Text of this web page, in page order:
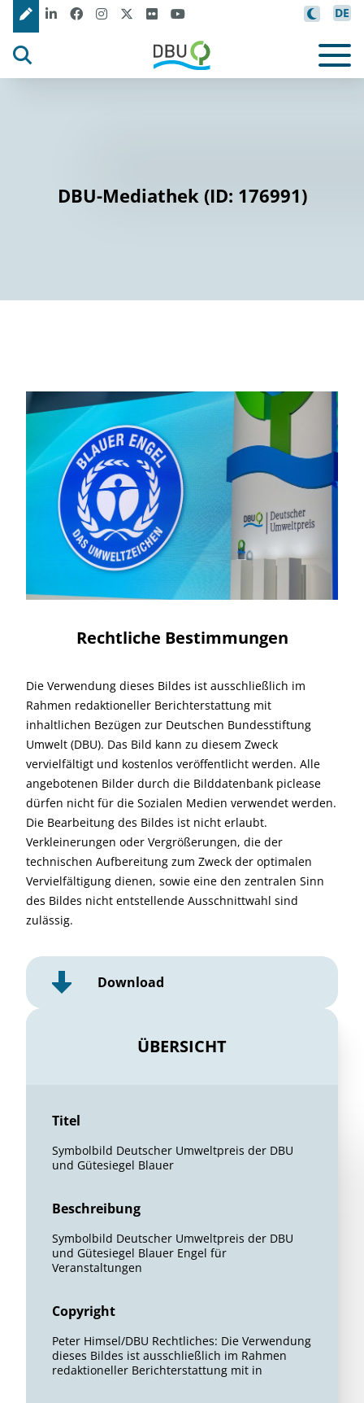
DE
DBU-Mediathek (ID: 176991)
Rechtliche Bestimmungen
Die Verwendung dieses Bildes ist ausschließlich im
Rahmen redaktioneller Berichterstattung mit
inhaltlichen Bezügen zur Deutschen Bundesstiftung
Umwelt (DBU). Das Bild kann zu diesem Zweck
vervielfältigt und kostenlos veröffentlicht werden. Alle
angebotenen Bilder durch die Bilddatenbank piclease
dürfen nicht für die Sozialen Medien verwendet werden.
Die Bearbeitung des Bildes ist nicht erlaubt.
Verkleinerungen oder Vergrößerungen, die der
technischen Aufbereitung zum Zweck der optimalen
Vervielfältigung dienen, sowie eine den zentralen Sinn
des Bildes nicht entstellende Ausschnittwahl sind
zulässig.
Download
ÜBERSICHT
Titel
Symbolbild Deutscher Umweltpreis der DBU
und Gütesiegel Blauer
Beschreibung
Symbolbild Deutscher Umweltpreis der DBU
und Gütesiegel Blauer Engel für
Veranstaltungen
Copyright
Peter Himsel/DBU Rechtliches: Die Verwendung
dieses Bildes ist ausschließlich im Rahmen
redaktioneller Berichterstattung mit in